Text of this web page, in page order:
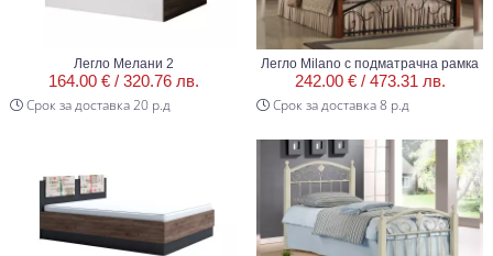
Легло Мелани 2
164.00 € / 320.76 лв.
Срок за доставка 20 р.д
Легло Milano с подматрачна рамка
242.00 € / 473.31 лв.
Срок за доставка 8 р.д